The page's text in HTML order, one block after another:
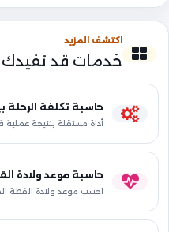
اكتشف المزيد
خدمات قد تفيدك
حاسبة تكلفة الرحلة
أداة مستقلة بنتيجة عملية
حاسبة موعد ولادة
احسب موعد ولادة القطة